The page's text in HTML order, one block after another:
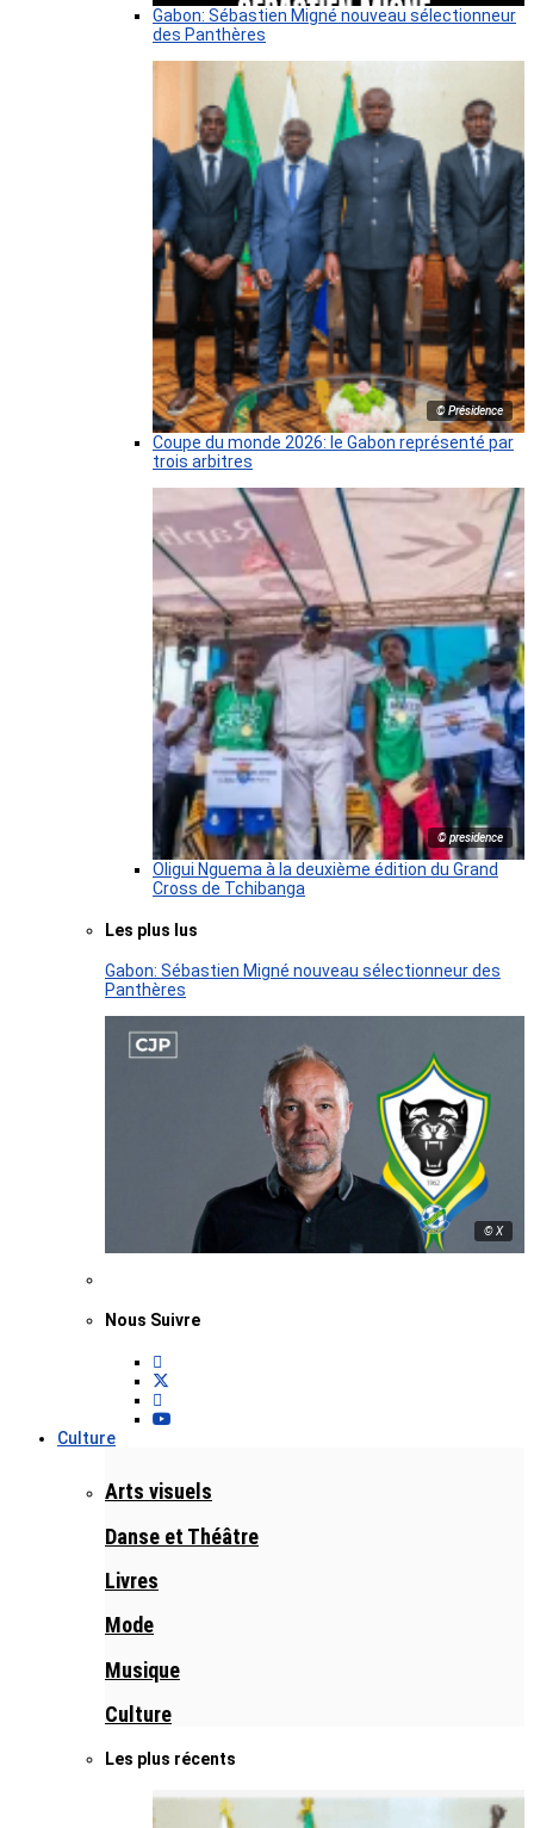
Gabon: Sébastien Migné nouveau sélectionneur
des Panthères
© Présidence
Coupe du monde 2026: le Gabon représenté par
trois arbitres
© presidence
Oligui Nguema à la deuxième édition du Grand
Cross de Tchibanga
Les plus lus
Gabon: Sébastien Migné nouveau sélectionneur des
Panthères
© X
Nous Suivre
Culture
Arts visuels
Danse et Théâtre
Livres
Mode
Musique
Culture
Les plus récents